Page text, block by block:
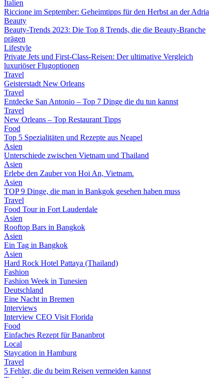
Italien
Riccione im September: Geheimtipps für den Herbst an der Adria
Beauty
Beauty-Trends 2023: Die Top 8 Trends, die die Beauty-Branche
prägen
Lifestyle
Private Jets und First-Class-Reisen: Der ultimative Vergleich
luxuriöser Flugoptionen
Travel
Geisterstadt New Orleans
Travel
Entdecke San Antonio – Top 7 Dinge die du tun kannst
Travel
New Orleans – Top Restaurant Tipps
Food
Top 5 Spezialitäten und Rezepte aus Neapel
Asien
Unterschiede zwischen Vietnam und Thailand
Asien
Erlebe den Zauber von Hoi An, Vietnam.
Asien
TOP 9 Dinge, die man in Bankgok gesehen haben muss
Travel
Food Tour in Fort Lauderdale
Asien
Rooftop Bars in Bangkok
Asien
Ein Tag in Bangkok
Asien
Hard Rock Hotel Pattaya (Thailand)
Fashion
Fashion Week in Tunesien
Deutschland
Eine Nacht in Bremen
Interviews
Interview CEO Visit Florida
Food
Einfaches Rezept für Bananbrot
Local
Staycation in Hamburg
Travel
5 Fehler, die du beim Reisen vermeiden kannst